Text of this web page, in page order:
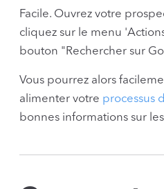
Facile. Ouvrez votre
cliquez sur le menu
bouton "Rechercher sur
Vous pourrez alors
alimenter votre processus
bonnes informations sur